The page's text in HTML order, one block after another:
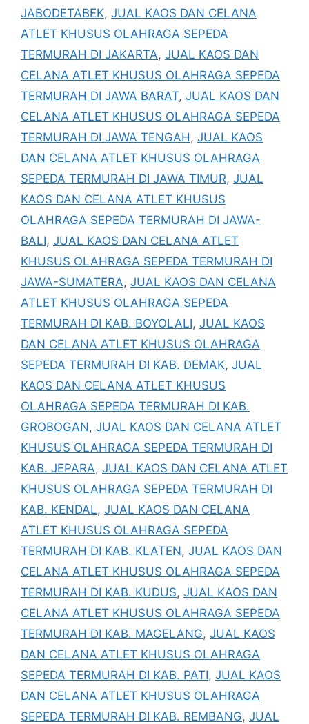
JABODETABEK, JUAL KAOS DAN CELANA
ATLET KHUSUS OLAHRAGA SEPEDA
TERMURAH DI JAKARTA, JUAL KAOS DAN
CELANA ATLET KHUSUS OLAHRAGA SEPEDA
TERMURAH DI JAWA BARAT, JUAL KAOS DAN
CELANA ATLET KHUSUS OLAHRAGA SEPEDA
TERMURAH DI JAWA TENGAH , JUAL KAOS
DAN CELANA ATLET KHUSUS OLAHRAGA
SEPEDA TERMURAH DI JAWA TIMUR, JUAL
KAOS DAN CELANA ATLET KHUSUS
OLAHRAGA SEPEDA TERMURAH DI JAWA-
BALI, JUAL KAOS DAN CELANA ATLET
KHUSUS OLAHRAGA SEPEDA TERMURAH DI
JAWA-SUMATERA, JUAL KAOS DAN CELANA
ATLET KHUSUS OLAHRAGA SEPEDA
TERMURAH DI KAB. BOYOLALI, JUAL KAOS
DAN CELANA ATLET KHUSUS OLAHRAGA
SEPEDA TERMURAH DI KAB. DEMAK, JUAL
KAOS DAN CELANA ATLET KHUSUS
OLAHRAGA SEPEDA TERMURAH DI KAB.
GROBOGAN, JUAL KAOS DAN CELANA ATLET
KHUSUS OLAHRAGA SEPEDA TERMURAH DI
KAB. JEPARA, JUAL KAOS DAN CELANA ATLET
KHUSUS OLAHRAGA SEPEDA TERMURAH DI
KAB. KENDAL, JUAL KAOS DAN CELANA
ATLET KHUSUS OLAHRAGA SEPEDA
TERMURAH DI KAB. KLATEN, JUAL KAOS DAN
CELANA ATLET KHUSUS OLAHRAGA SEPEDA
TERMURAH DI KAB. KUDUS, JUAL KAOS DAN
CELANA ATLET KHUSUS OLAHRAGA SEPEDA
TERMURAH DI KAB. MAGELANG, JUAL KAOS
DAN CELANA ATLET KHUSUS OLAHRAGA
SEPEDA TERMURAH DI KAB. PATI, JUAL KAOS
DAN CELANA ATLET KHUSUS OLAHRAGA
SEPEDA TERMURAH DI KAB. REMBANG, JUAL